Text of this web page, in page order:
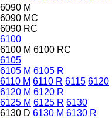
6090 M
6090 MC
6090 RC
6100
6100 M 6100 RC
6105
6105 M 6105 R
6110 M 6110 R 6115 6120
6120 M 6120 R
6125 M 6125 R 6130
6130 D 6130 M 6130 R